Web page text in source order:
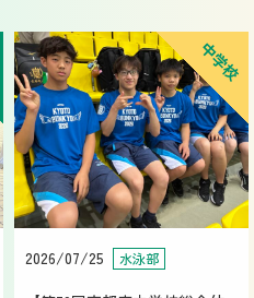
中学校
2026/07/25 水泳部